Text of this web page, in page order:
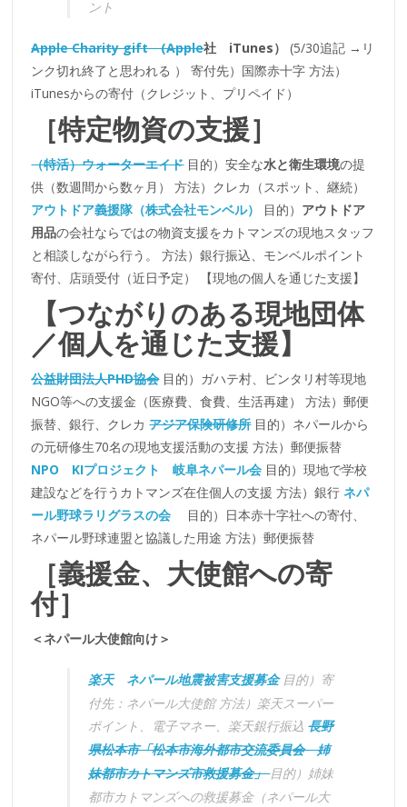
ント
Apple Charity gift (Apple社 iTunes）(5/30追記 →リ
ンク切れ終了と思われる ） 寄付先）国際赤十字 方法）
iTunesからの寄付（クレジット、プリペイド）
［特定物資の支援］
（特活）ウォーターエイド目的）安全な水と衛生環境の提
供（数週間から数ヶ月） 方法）クレカ（スポット、継続）
アウトドア義援隊（株式会社モンベル）
目的） アウトドア
用品の会社ならではの物資支援をカトマンズの現地スタッフ
と相談しながら行う。 方法）銀行振込、モンベルポイント
寄付、店頭受付（近日予定） 【現地の個人を通じた支援】
【つながりのある現地団体
／個人を通じた支援】
公益財団法人PHD協会目的）ガハテ村、ビンタリ村等現地
NGO等への支援金（医療費、食費、生活再建） 方法）郵便
振替、銀行、クレカアジア保険研修所目的）ネパールから
の元研修生70名の現地支援活動の支援 方法）郵便振替
NPO KIプロジェクト 岐阜ネパール会 目的）現地で学校
建設などを行うカトマンズ在住個人の支援 方法）銀行ネパ
ール野球ラリグラスの会
目的）日本赤十字社への寄付、
ネパール野球連盟と協議した用途 方法）郵便振替
［義援金、大使館への寄
付］
＜ネパール大使館向け＞
楽天 ネパール地震被害支援募金 目的）寄
付先：ネパール大使館 方法）楽天スーパー
ポイント、電子マネー、楽天銀行振込長野
県松本市「松本市海外都市交流委員会 姉
妹都市カトマンズ市救援募金」目的）姉妹
都市カトマンズへの救援募金（ネパール大